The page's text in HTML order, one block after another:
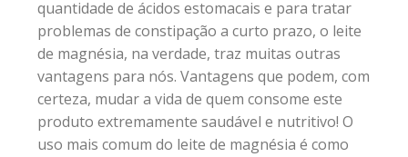
quantidade de ácidos estomacais e para tratar
problemas de constipação a curto prazo, o leite
de magnésia, na verdade, traz muitas outras
vantagens para nós. Vantagens que podem, com
certeza, mudar a vida de quem consome este
produto extremamente saudável e nutritivo! O
uso mais comum do leite de magnésia é como